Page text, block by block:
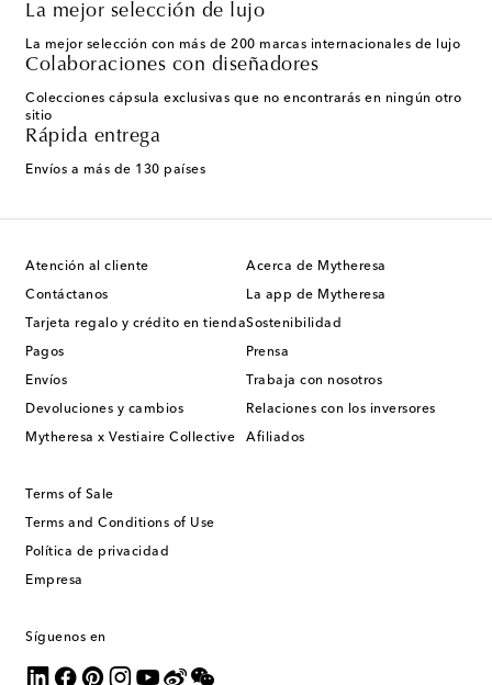
La mejor selección de lujo
La mejor selección con más de 200 marcas internacionales de lujo
Colaboraciones con diseñadores
Colecciones cápsula exclusivas que no encontrarás en ningún otro
sitio
Rápida entrega
Envíos a más de 130 países
Atención al cliente
Contáctanos
Tarjeta regalo y crédito en tienda
Pagos
Envíos
Devoluciones y cambios
Mytheresa x Vestiaire Collective
Acerca de Mytheresa
La app de Mytheresa
Sostenibilidad
Prensa
Trabaja con nosotros
Relaciones con los inversores
Afiliados
Terms of Sale
Terms and Conditions of Use
Política de privacidad
Empresa
Síguenos en